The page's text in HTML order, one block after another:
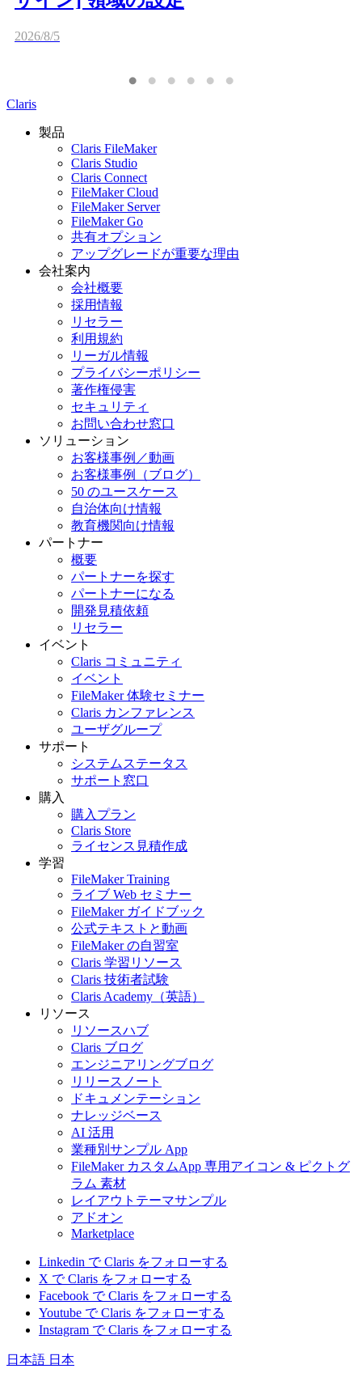
2026/8/5
Claris
製品
Claris FileMaker
Claris Studio
Claris Connect
FileMaker Cloud
FileMaker Server
FileMaker Go
共有オプション
アップグレードが重要な理由
会社案内
会社概要
採用情報
リセラー
利用規約
リーガル情報
プライバシーポリシー
著作権侵害
セキュリティ
お問い合わせ窓口
ソリューション
お客様事例／動画
お客様事例（ブログ）
50 のユースケース
自治体向け情報
教育機関向け情報
パートナー
概要
パートナーを探す
パートナーになる
開発見積依頼
リセラー
イベント
Claris コミュニティ
イベント
FileMaker 体験セミナー
Claris カンファレンス
ユーザグループ
サポート
システムステータス
サポート窓口
購入
購入プラン
Claris Store
ライセンス見積作成
学習
FileMaker Training
ライブ Web セミナー
FileMaker ガイドブック
公式テキストと動画
FileMaker の自習室
Claris 学習リソース
Claris 技術者試験
Claris Academy（英語）
リソース
リソースハブ
Claris ブログ
エンジニアリングブログ
リリースノート
ドキュメンテーション
ナレッジベース
AI 活用
業種別サンプル App
FileMaker カスタムApp 専用アイコン & ピクトグ
ラム 素材
レイアウトテーマサンプル
アドオン
Marketplace
Linkedin で Claris をフォローする
X で Claris をフォローする
Facebook で Claris をフォローする
Youtube で Claris をフォローする
Instagram で Claris をフォローする
日本語 日本